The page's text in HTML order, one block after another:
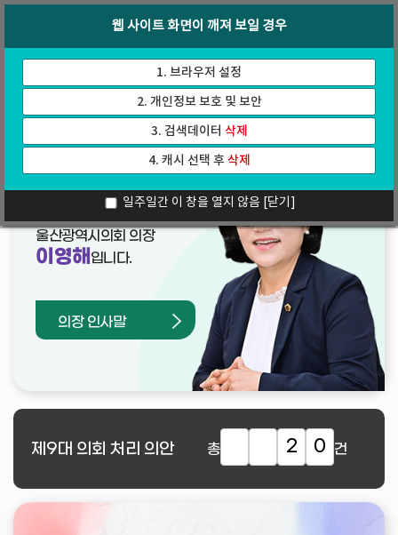
가
기
인터넷방송
웹 사이트 화면이 깨져 보일 경우
1. 브라우저 설정
2. 개인정보 보호 및 보안
3. 검색데이터 삭제
4. 캐시 선택 후삭제
일주일간 이 창을 열지 않음 [닫기]
열린의장실
울산광역시의회 의장
이영해 입니다.
의장 인사말
제9대 의회 처리 의안 총 2 0 건